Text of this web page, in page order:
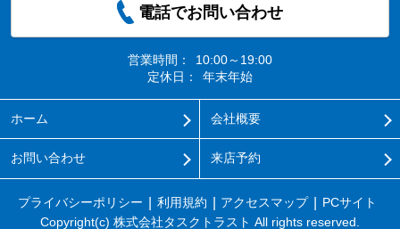
電話でお問い合わせ
営業時間：
10:00～19:00
定休日：
年末年始
ホーム 会社概要
お問い合わせ 来店予約
プライバシーポリシー 利用規約 アクセスマップ
PCサイト
Copyright(c) 株式会社タスクトラスト All rights reserved.